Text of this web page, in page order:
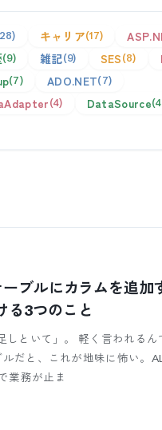
28 キャリア 17
9 雑記 9 SES 8
7 ADO.NET 7
4 DataSource 4
ブルにカラムを追加
る3つのこと
しといて」。 軽く言われるん
だと、これが地味に怖い。
業務が止ま